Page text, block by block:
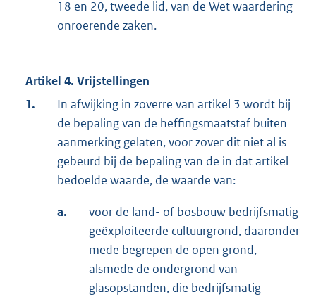
18 en 20, tweede lid, van de Wet waardering
onroerende zaken.
Artikel 4. Vrijstellingen
1.
In afwijking in zoverre van artikel 3 wordt bij
de bepaling van de heffingsmaatstaf buiten
aanmerking gelaten, voor zover dit niet al is
gebeurd bij de bepaling van de in dat artikel
bedoelde waarde, de waarde van:
a.
voor de land- of bosbouw bedrijfsmatig
geëxploiteerde cultuurgrond, daaronder
mede begrepen de open grond,
alsmede de ondergrond van
glasopstanden, die bedrijfsmatig